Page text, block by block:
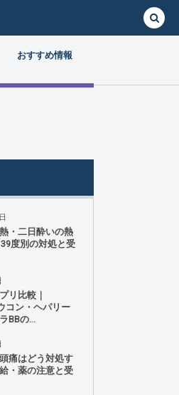
おすすめ情報
・二日酔いの熱
39度別の対処と受
リ比較｜
コン・ヘパリー
BBの...
痛はどう対処す
・薬の注意と受